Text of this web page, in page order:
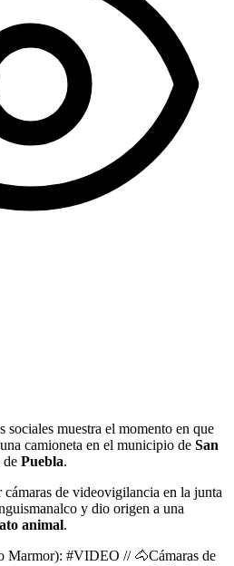
sociales muestra el momento en que
camioneta en el municipio de San
de Puebla.
de videovigilancia en la junta
y dio origen a una
animal.
Marmor): #VIDEO // 🐴Cámaras de